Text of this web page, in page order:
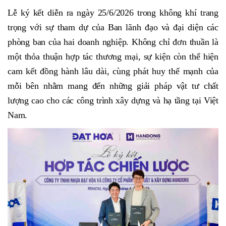
Lễ ký kết diễn ra ngày 25/6/2026 trong không khí trang
trọng với sự tham dự của Ban lãnh đạo và đại diện các
phòng ban của hai doanh nghiệp. Không chỉ đơn thuần là
một thỏa thuận hợp tác thương mại, sự kiện còn thể hiện
cam kết đồng hành lâu dài, cùng phát huy thế mạnh của
mỗi bên nhằm mang đến những giải pháp vật tư chất
lượng cao cho các công trình xây dựng và hạ tầng tại Việt
Nam.